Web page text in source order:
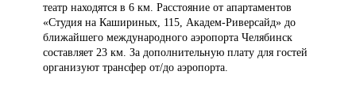
театр находятся в 6 км. Расстояние от апартаментов
«Студия на Кашириных, 115, Академ-Риверсайд» до
ближайшего международного аэропорта Челябинск
составляет 23 км. За дополнительную плату для гостей
организуют трансфер от/до аэропорта.